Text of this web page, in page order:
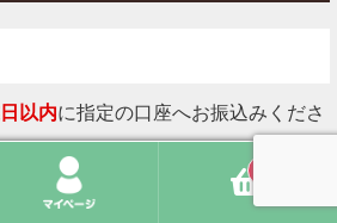
以内に指定の口座へお振込みくださ
みまたはお振込みに関してのご連絡
くキャンセル扱い
とさせていただく場